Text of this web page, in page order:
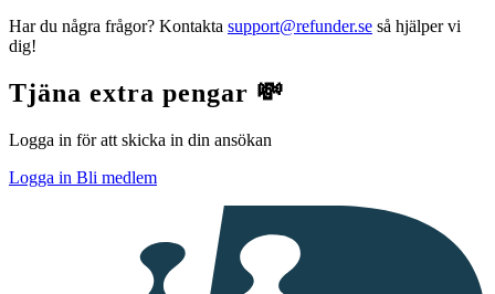
Har du några frågor? Kontakta support@refunder.se så hjälper vi
dig!
Tjäna extra pengar 💸
Logga in för att skicka in din ansökan
Logga in Bli medlem